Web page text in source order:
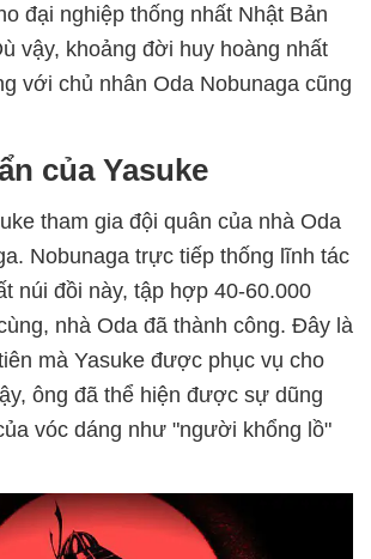
đại nghiệp thống nhất Nhật Bản
vậy, khoảng đời huy hoàng nhất
với chủ nhân Oda Nobunaga cũng
của Yasuke
tham gia đội quân của nhà Oda
Nobunaga trực tiếp thống lĩnh tác
núi đồi này, tập hợp 40-60.000
nhà Oda đã thành công. Đây là
mà Yasuke được phục vụ cho
ông đã thể hiện được sự dũng
vóc dáng như "người khổng lồ"